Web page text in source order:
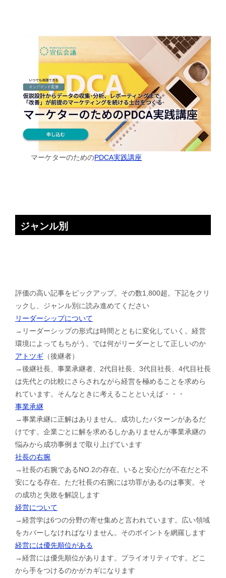
マーケターのためのPDCA実践講座
ジャンル別
評価の高い記事をピックアップ。その数1,800超。下記をクリ
ックし、ジャンル別に読み進めてください
リーダーシップについて
→リーダーシップの形式は時間とともに変化していく。経営
環境によってもちがう。では何がリーダーとして正しいのか
アトツギ （後継者）
→後継社長、事業承継者、2代目社長、3代目社長、4代目社長
は先代との比較にさらされながら経営を極めることを求めら
れています。そんなときに考えることといえば・・・
事業承継
→事業承継に正解はありません。成功したパターンがあるだ
けです。企業ごとに解を求めるしかありませんが事業承継の
悩みから成功事例まで取り上げています
社長の右腕
→社長の右腕であるNO.2の存在。いると安心だが不在だと不
安になる存在。ただ社長の右腕には功罪があるのは事実。そ
の成功と失敗を解説します
経営について
→経営学は6つの分野の寄せ集めと言われています。広い領域
をカバーしなければなりません。そのポイントを網羅します
経営には優先順位がある
→経営には優先順位があります。プライオリティです。どこ
から手をつけるのかがカギになります